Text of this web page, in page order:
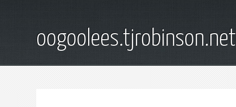
oogoolees.tjrobinson.net